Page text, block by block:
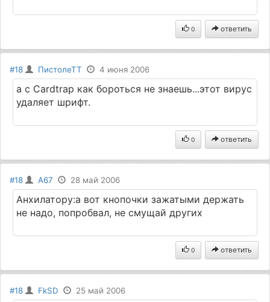
0 ответить
#18 ПистолеТТ 4 июня 2006
а с Cardtrap как бороться не знаешь...этот вирус
удаляет шрифт.
0 ответить
#18 A67 28 май 2006
Анхилатору:а вот кнопочки зажатыми держать
не надо, попробвал, не смущай других
0 ответить
#18 FkSD 25 май 2006